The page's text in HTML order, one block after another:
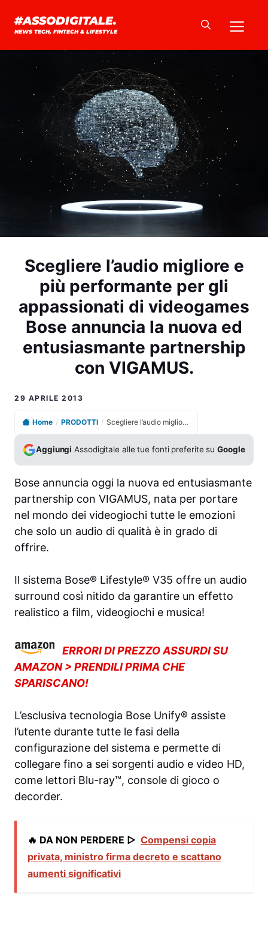
#ASSODIGITALE.
NEWS TECH, FINTECH & LIFESTYLE
Scegliere l’audio migliore e
più performante per gli
appassionati di videogames
Bose annuncia la nuova ed
entusiasmante partnership
con VIGAMUS.
29 APRILE 2013
Home / PRODOTTI / Scegliere l’audio migliore e più performante per gli appassionati di videogames Bose annuncia la nuova ed entusiasmante partnership con VIGAMUS.
Aggiungi Assodigitale alle tue fonti preferite suGoogle
Bose annuncia oggi la nuova ed entusiasmante
partnership con VIGAMUS, nata per portare
nel mondo dei videogiochi tutte le emozioni
che solo un audio di qualità è in grado di
offrire.
Il sistema Bose® Lifestyle® V35 offre un audio
surround così nitido da garantire un effetto
realistico a film, videogiochi e musica!
ERRORI DI PREZZO ASSURDI SU
AMAZON > PRENDILI PRIMA CHE
SPARISCANO!
L’esclusiva tecnologia Bose Unify® assiste
l’utente durante tutte le fasi della
configurazione del sistema e permette di
collegare fino a sei sorgenti audio e video HD,
come lettori Blu-ray™, console di gioco o
decorder.
🔥 DA NON PERDERE ▷ Compensi copia
privata, ministro firma decreto e scattano
aumenti significativi